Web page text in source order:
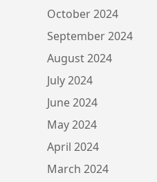
October 2024
September 2024
August 2024
July 2024
June 2024
May 2024
April 2024
March 2024